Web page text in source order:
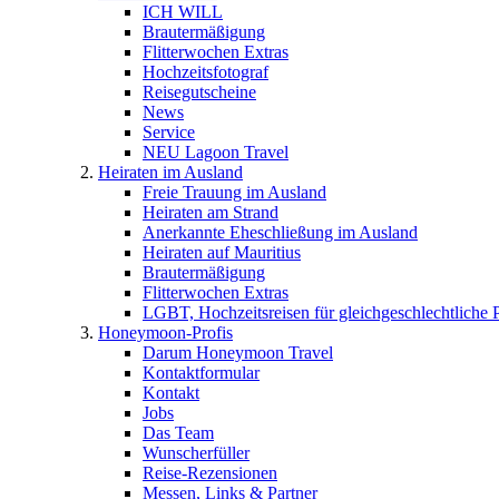
ICH WILL
Brautermäßigung
Flitterwochen Extras
Hochzeitsfotograf
Reisegutscheine
News
Service
NEU Lagoon Travel
Heiraten im Ausland
Freie Trauung im Ausland
Heiraten am Strand
Anerkannte Eheschließung im Ausland
Heiraten auf Mauritius
Brautermäßigung
Flitterwochen Extras
LGBT, Hochzeitsreisen für gleichgeschlechtliche
Honeymoon-Profis
Darum Honeymoon Travel
Kontaktformular
Kontakt
Jobs
Das Team
Wunscherfüller
Reise-Rezensionen
Messen, Links & Partner